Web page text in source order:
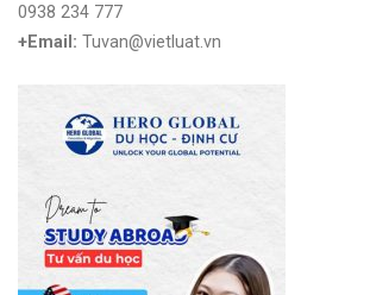
0938 234 777
+Email: Tuvan@vietluat.vn